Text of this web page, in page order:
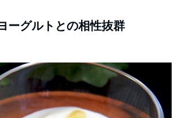
ーグルトとの相性抜群